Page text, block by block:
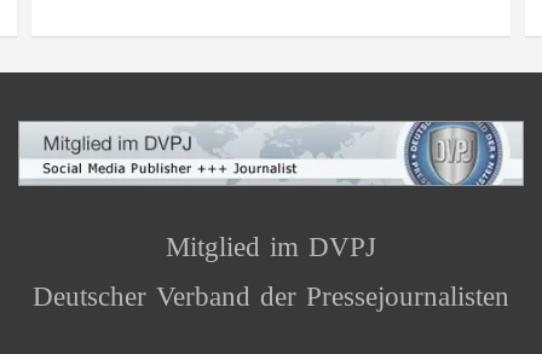
Mitglied im DVPJ
Deutscher Verband der Pressejournalisten